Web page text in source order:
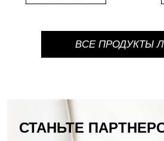
ВСЕ ПРОДУКТЫ
СТАНЬТЕ